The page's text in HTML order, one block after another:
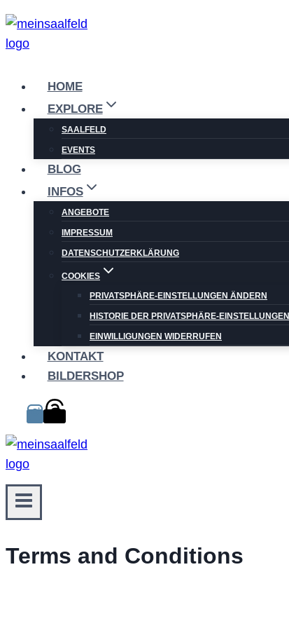
Zum
springen
HOME
EXPLORE
SAALFELD
EVENTS
BLOG
INFOS
ANGEBOTE
IMPRESSUM
DATENSCHUTZERKLÄRUNG
COOKIES
PRIVATSPHÄRE-EINSTELLUNGEN ÄNDERN
HISTORIE DER PRIVATSPHÄRE-EINSTELLUNGEN
EINWILLIGUNGEN WIDERRUFEN
KONTAKT
BILDERSHOP
Terms and Conditions